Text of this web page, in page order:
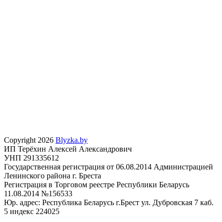
Copyright 2026 Blyzka.by
ИП Терёхин Алексей Александрович
УНП 291335612
Государственная регистрация от 06.08.2014 Администрацией
Ленинского района г. Бреста
Регистрация в Торговом реестре Республики Беларусь
11.08.2014 №156533
Юр. адрес: Республика Беларусь г.Брест ул. Дубровская 7 каб.
5 индекс 224025